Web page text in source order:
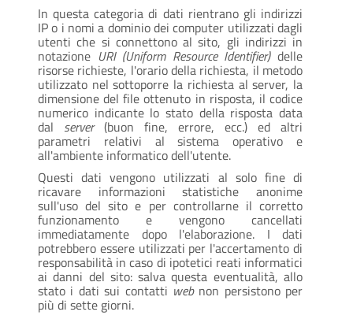
In questa categoria di dati rientrano gli indirizzi
IP o i nomi a dominio dei computer utilizzati dagli
utenti che si connettono al sito, gli indirizzi in
notazione URI (Uniform Resource Identifier)delle
risorse richieste, l'orario della richiesta, il metodo
utilizzato nel sottoporre la richiesta al server, la
dimensione del file ottenuto in risposta, il codice
numerico indicante lo stato della risposta data
dal server (buon fine, errore, ecc.) ed altri
parametri relativi al sistema operativo e
all'ambiente informatico dell'utente.
Questi dati vengono utilizzati al solo fine di
ricavare informazioni statistiche anonime
sull'uso del sito e per controllarne il corretto
funzionamento e vengono cancellati
immediatamente dopo l'elaborazione. I dati
potrebbero essere utilizzati per l'accertamento di
responsabilità in caso di ipotetici reati informatici
ai danni del sito: salva questa eventualità, allo
stato i dati sui contatti web non persistono per
più di sette giorni.